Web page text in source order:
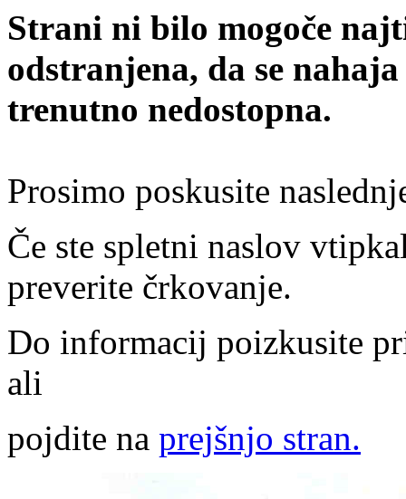
Strani ni bilo mogoče
odstranjena, da se
trenutno nedostopna.
Prosimo poskusite
Če ste spletni naslov
preverite črkovanje.
Do informacij poizkusite
ali
pojdite na prejšnjo stran.